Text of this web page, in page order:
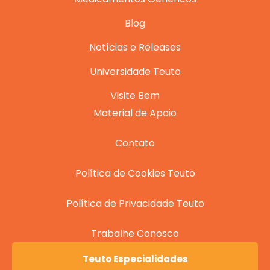
Blog
Notícias e Releases
Universidade Teuto
Visite Bem
Material de Apoio
Contato
Política de Cookies Teuto
Política de Privacidade Teuto
Trabalhe Conosco
Teuto Especialidades